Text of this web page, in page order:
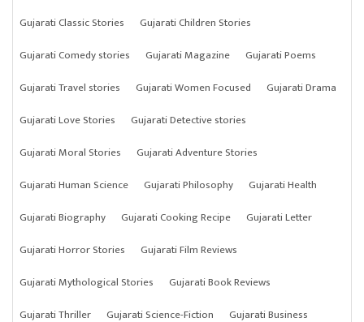
Gujarati Classic Stories
Gujarati Children Stories
Gujarati Comedy stories
Gujarati Magazine
Gujarati Poems
Gujarati Travel stories
Gujarati Women Focused
Gujarati Drama
Gujarati Love Stories
Gujarati Detective stories
Gujarati Moral Stories
Gujarati Adventure Stories
Gujarati Human Science
Gujarati Philosophy
Gujarati Health
Gujarati Biography
Gujarati Cooking Recipe
Gujarati Letter
Gujarati Horror Stories
Gujarati Film Reviews
Gujarati Mythological Stories
Gujarati Book Reviews
Gujarati Thriller
Gujarati Science-Fiction Gujarati Business